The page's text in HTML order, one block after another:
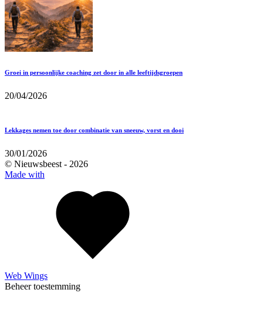
Groei in persoonlijke coaching zet door in alle leeftijdsgroepen
20/04/2026
Lekkages nemen toe door combinatie van sneeuw, vorst en dooi
30/01/2026
© Nieuwsbeest - 2026
Made with
Web Wings
Beheer toestemming